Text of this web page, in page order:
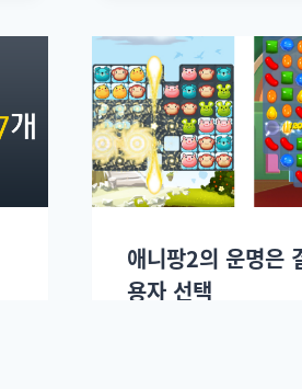
애니팡2의 운명은
용자 선택